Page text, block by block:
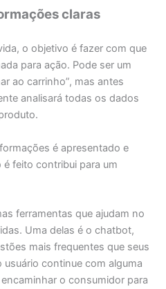
claras
o objetivo é fazer com que
para ação. Pode ser um
ao carrinho”, mas antes
analisará todas os dados
é apresentado e
feito contribui para um
ferramentas que ajudam no
Uma delas é o chatbot,
mais frequentes que seus
continue com alguma
o consumidor para